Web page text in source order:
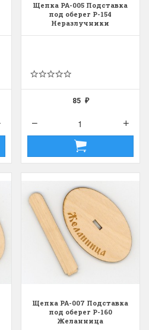
Щепка РА-005 Подставка
под оберег Р-154
Неразлучники
85 ₽
Щепка РА-007 Подставка
под оберег Р-160
Желанница